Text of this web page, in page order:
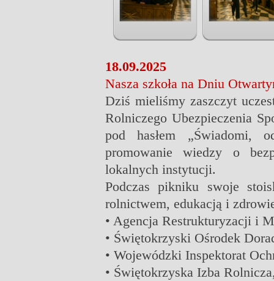
18.09.2025
Nasza szkoła na Dniu
Dziś mieliśmy zaszczyt
Rolniczego Ubezpieczenia
pod hasłem „Świadomi,
promowanie wiedzy o
lokalnych instytucji.
Podczas pikniku swoje
rolnictwem, edukacją i
• Agencja Restrukturyzacji i
• Świętokrzyski Ośrodek
• Wojewódzki Inspektorat
• Świętokrzyska Izba